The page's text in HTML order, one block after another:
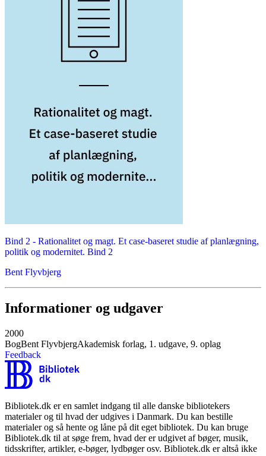
Bind 2 - Rationalitet og magt. Et case-baseret studie af planlægning,
politik og modernitet. Bind 2
Bent Flyvbjerg
Informationer og udgaver
2000
BogBent FlyvbjergAkademisk forlag, 1. udgave, 9. oplag
Feedback
Bibliotek.dk er en samlet indgang til alle danske bibliotekers
materialer og til hvad der udgives i Danmark. Du kan bestille
materialer og så hente og låne på dit eget bibliotek. Du kan bruge
Bibliotek.dk til at søge frem, hvad der er udgivet af bøger, musik,
tidsskrifter, artikler, e-bøger, lydbøger osv. Bibliotek.dk er altså ikke